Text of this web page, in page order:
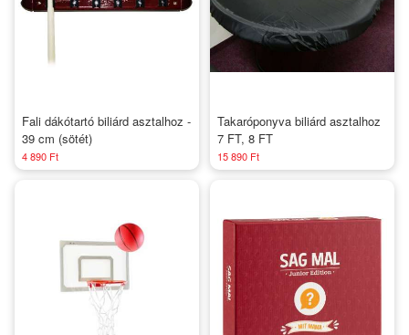
Fali dákótartó biliárd asztalhoz -
39 cm (sötét)
4 890 Ft
Takaróponyva biliárd asztalhoz
7 FT, 8 FT
15 890 Ft